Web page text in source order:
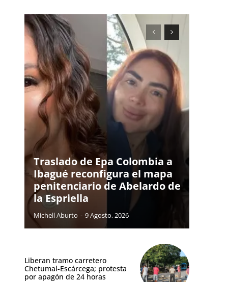
Traslado de Epa Colombia a
Ibagué reconfigura el mapa
penitenciario de Abelardo de
la Espriella
Michell Aburto - 9 Agosto, 2026
Liberan tramo carretero
Chetumal-Escárcega; protesta
por apagón de 24 horas